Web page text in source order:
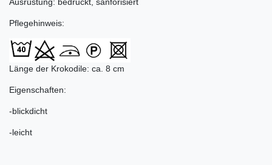
Pflegehinweis:
Länge der Krokodile: ca. 8 cm
Eigenschaften:
-blickdicht
-leicht